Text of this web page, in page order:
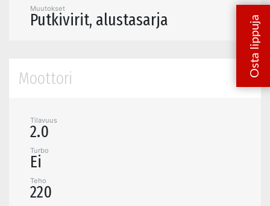
Muutokset
Putkivirit, alustasarja
Moottori
Tilavuus
2.0
Turbo
Ei
Teho
220